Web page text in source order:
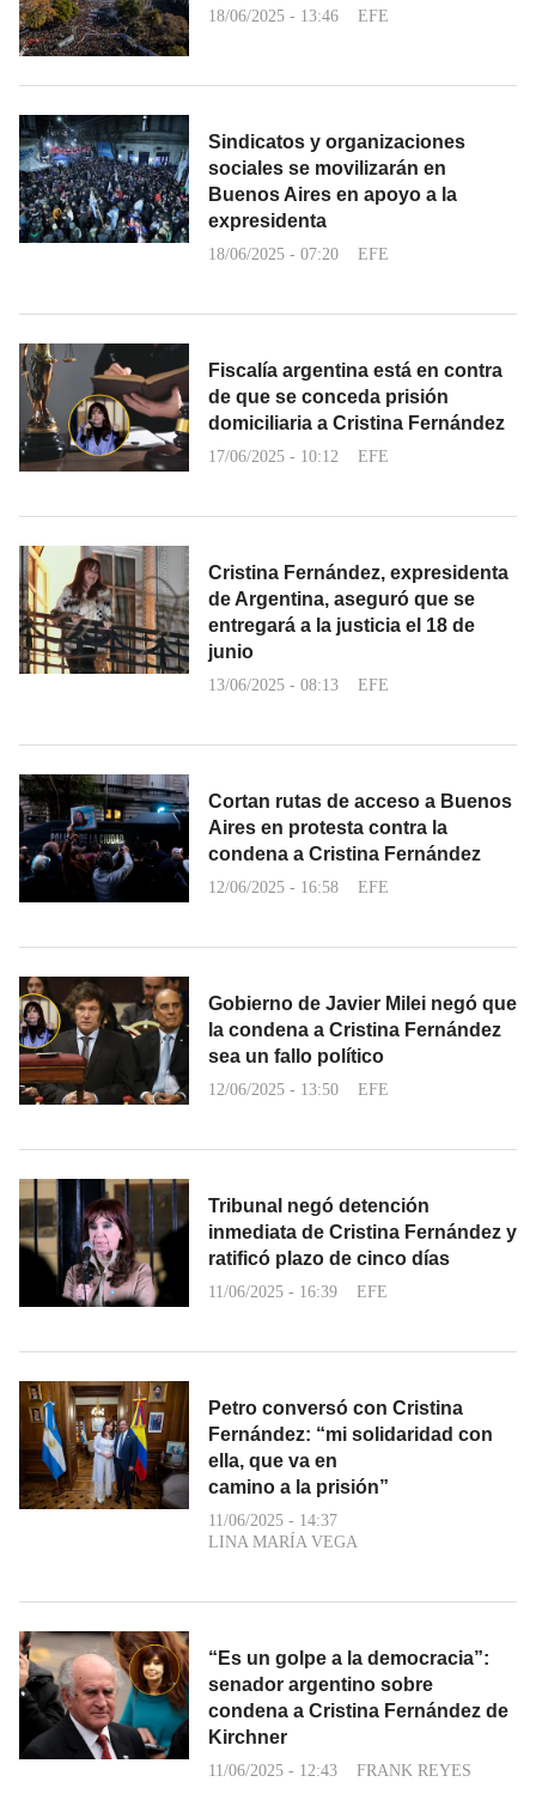
18/06/2025 - 13:46 EFE
Sindicatos y organizaciones
sociales se movilizarán en
Buenos Aires en apoyo a la
expresidenta
18/06/2025 - 07:20 EFE
Fiscalía argentina está en contra
de que se conceda prisión
domiciliaria a Cristina Fernández
17/06/2025 - 10:12 EFE
Cristina Fernández, expresidenta
de Argentina, aseguró que se
entregará a la justicia el 18 de
junio
13/06/2025 - 08:13 EFE
Cortan rutas de acceso a Buenos
Aires en protesta contra la
condena a Cristina Fernández
12/06/2025 - 16:58 EFE
Gobierno de Javier Milei negó que
la condena a Cristina Fernández
sea un fallo político
12/06/2025 - 13:50 EFE
Tribunal negó detención
inmediata de Cristina Fernández y
ratificó plazo de cinco días
11/06/2025 - 16:39 EFE
Petro conversó con Cristina
Fernández: “mi solidaridad con
ella, que va en
camino a la prisión”
11/06/2025 - 14:37
LINA MARÍA VEGA
“Es un golpe a la democracia”:
senador argentino sobre
condena a Cristina Fernández de
Kirchner
11/06/2025 - 12:43 FRANK REYES